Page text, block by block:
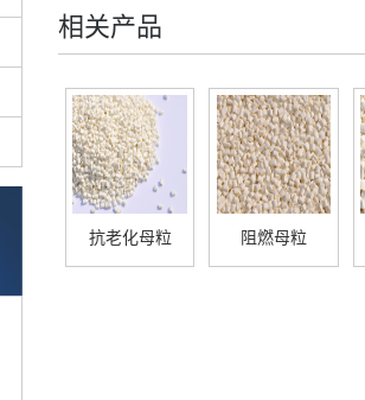
相关产品
抗老化母粒 阻燃母粒